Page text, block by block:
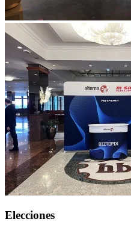
Elecciones